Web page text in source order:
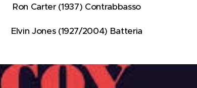
Ron Carter (1937) Contrabbasso
Elvin Jones (1927/2004) Batteria